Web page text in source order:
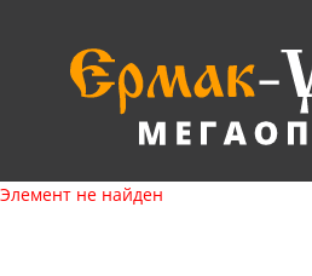
Элемент не найден